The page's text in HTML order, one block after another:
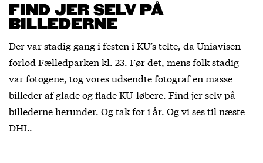
FIND JER SELV PÅ
BILLEDERNE
Der var stadig gang i festen i KU’s telte, da Uniavisen
forlod Fælledparken kl. 23. Før det, mens folk stadig
var fotogene, tog vores udsendte fotograf en masse
billeder af glade og flade KU-løbere. Find jer selv på
billederne herunder. Og tak for i år. Og vi ses til næste
DHL.